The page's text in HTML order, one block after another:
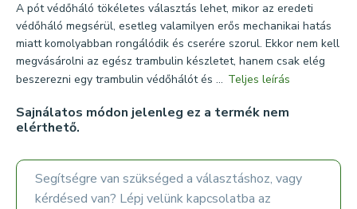
A pót védőháló tökéletes választás lehet, mikor az eredeti
védőháló megsérül, esetleg valamilyen erős mechanikai hatás
miatt komolyabban rongálódik és cserére szorul. Ekkor nem kell
megvásárolni az egész trambulin készletet, hanem csak elég
beszerezni egy trambulin védőhálót és ... Teljes leírás
Sajnálatos módon jelenleg ez a termék nem
elérthető.
Segítségre van szükséged a választáshoz, vagy
kérdésed van? Lépj velünk kapcsolatba az